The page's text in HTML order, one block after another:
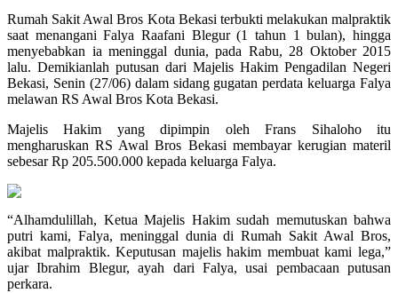
Rumah Sakit Awal Bros Kota Bekasi terbukti melakukan malpraktik
saat menangani Falya Raafani Blegur (1 tahun 1 bulan), hingga
menyebabkan ia meninggal dunia, pada Rabu, 28 Oktober 2015
lalu. Demikianlah putusan dari Majelis Hakim Pengadilan Negeri
Bekasi, Senin (27/06) dalam sidang gugatan perdata keluarga Falya
melawan RS Awal Bros Kota Bekasi.
Majelis Hakim yang dipimpin oleh Frans Sihaloho itu
mengharuskan RS Awal Bros Bekasi membayar kerugian materil
sebesar Rp 205.500.000 kepada keluarga Falya.
“Alhamdulillah, Ketua Majelis Hakim sudah memutuskan bahwa
putri kami, Falya, meninggal dunia di Rumah Sakit Awal Bros,
akibat malpraktik. Keputusan majelis hakim membuat kami lega,”
ujar Ibrahim Blegur, ayah dari Falya, usai pembacaan putusan
perkara.